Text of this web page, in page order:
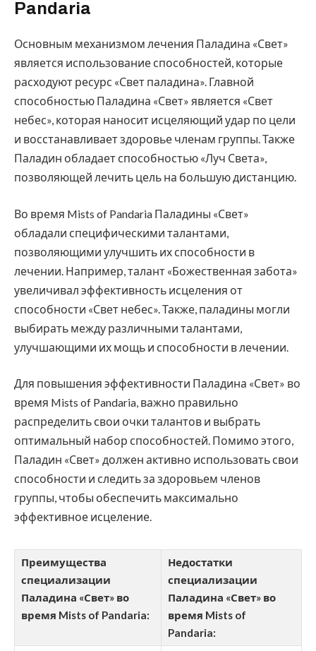
Pandaria
Основным механизмом лечения Паладина «Свет»
является использование способностей, которые
расходуют ресурс «Свет паладина». Главной
способностью Паладина «Свет» является «Свет
небес», которая наносит исцеляющий удар по цели
и восстанавливает здоровье членам группы. Также
Паладин обладает способностью «Луч Света»,
позволяющей лечить цель на большую дистанцию.
Во время Mists of Pandaria Паладины «Свет»
обладали специфическими талантами,
позволяющими улучшить их способности в
лечении. Например, талант «Божественная забота»
увеличивал эффективность исцеления от
способности «Свет небес». Также, паладины могли
выбирать между различными талантами,
улучшающими их мощь и способности в лечении.
Для повышения эффективности Паладина «Свет» во
время Mists of Pandaria, важно правильно
распределить свои очки талантов и выбрать
оптимальный набор способностей. Помимо этого,
Паладин «Свет» должен активно использовать свои
способности и следить за здоровьем членов
группы, чтобы обеспечить максимально
эффективное исцеление.
Преимущества
специализации
Паладина «Свет» во
время Mists of Pandaria:
Недостатки
специализации
Паладина «Свет» во
время Mists of
Pandaria: